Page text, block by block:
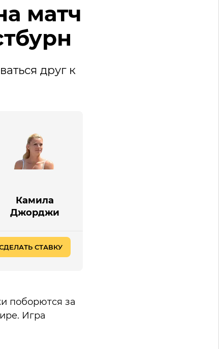
матч
друг к
Камила
Джорджи
СТАВКУ
поборются за
Игра